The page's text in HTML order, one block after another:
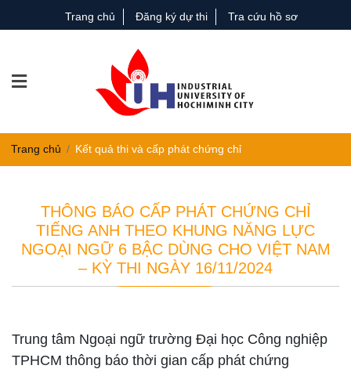
Trang chủ Đăng ký dự thi Tra cứu hồ sơ
Trang chủ Kết quả thi và cấp phát chứng chỉ
THÔNG BÁO CẤP PHÁT CHỨNG CHỈ
TIẾNG ANH THEO KHUNG NĂNG LỰC
NGOẠI NGỮ 6 BẬC DÙNG CHO VIỆT NAM
– KỲ THI NGÀY 16/11/2024
Trung tâm Ngoại ngữ trường Đại học Công nghiệp
TPHCM thông báo thời gian cấp phát chứng